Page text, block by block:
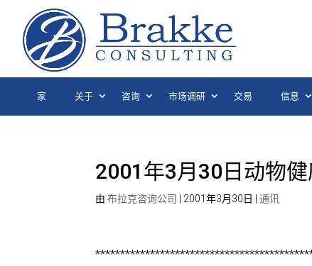
家 关于 咨询 市场调研 交易 信息
2001年3月30日动物
由布拉克咨询公司 2001年3月30日 |通讯